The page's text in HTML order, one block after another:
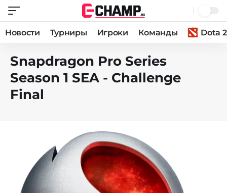
Новости Турниры Игроки Команды Dota 2
Snapdragon Pro Series
Season 1 SEA - Challenge
Final